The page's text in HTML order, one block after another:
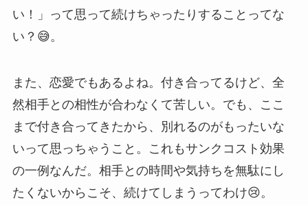
い！」って思って続けちゃったりすることってな
い？😅。
また、恋愛でもあるよね。付き合ってるけど、全
然相手との相性が合わなくて苦しい。でも、ここ
まで付き合ってきたから、別れるのがもったいな
いって思っちゃうこと。これもサンクコスト効果
の一例なんだ。相手との時間や気持ちを無駄にし
たくないからこそ、続けてしまうってわけ😢。